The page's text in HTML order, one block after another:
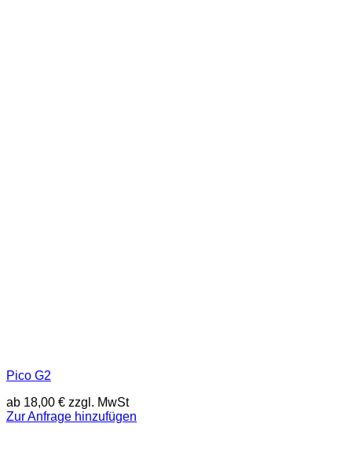
Pico G2
ab 18,00 € zzgl. MwSt
Zur Anfrage hinzufügen